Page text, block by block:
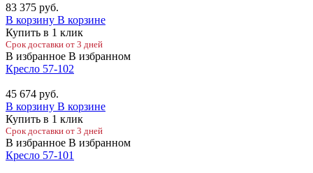
83 375 руб.
В корзину В корзине
Купить в 1 клик
Срок доставки от 3 дней
В избранное В избранном
Кресло 57-102
45 674 руб.
В корзину В корзине
Купить в 1 клик
Срок доставки от 3 дней
В избранное В избранном
Кресло 57-101